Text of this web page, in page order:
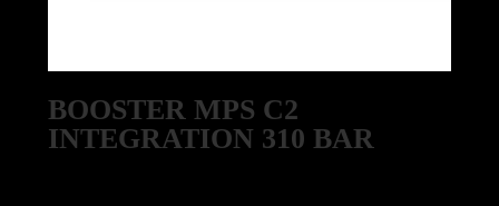
BOOSTER MPS C2
INTEGRATION 310 BAR